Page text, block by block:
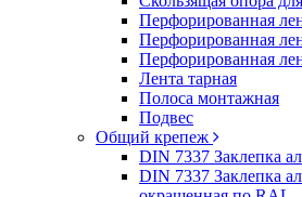
Перфорированная
Перфорированная
Перфорированная
Лента тарная
Полоса монтажная
Подвес
Общий крепеж
DIN 7337 Заклепка
DIN 7337 Заклепка